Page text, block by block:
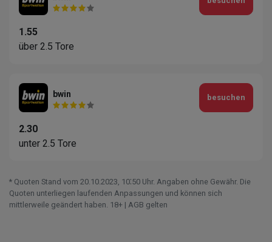
1.55
über 2.5 Tore
bwin
2.30
unter 2.5 Tore
besuchen
* Quoten Stand vom 20.10.2023‚ 10⁚50 Uhr. Angaben ohne Gewähr. Die
Quoten unterliegen laufenden Anpassungen und können sich
mittlerweile geändert haben. 18+ | AGB gelten